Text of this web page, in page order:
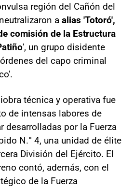
región del Cañón del
a alias 'Totoró',
comisión de la Estructura
', un grupo disidente
del capo criminal
técnica y operativa fue
de intensas labores de
desarrolladas por la Fuerza
N.° 4, una unidad de élite
División del Ejército. El
contó, además, con el
de la Fuerza